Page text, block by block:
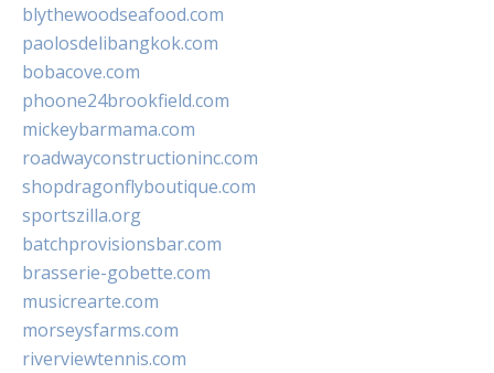
blythewoodseafood.com
paolosdelibangkok.com
bobacove.com
phoone24brookfield.com
mickeybarmama.com
roadwayconstructioninc.com
shopdragonflyboutique.com
sportszilla.org
batchprovisionsbar.com
brasserie-gobette.com
musicrearte.com
morseysfarms.com
riverviewtennis.com